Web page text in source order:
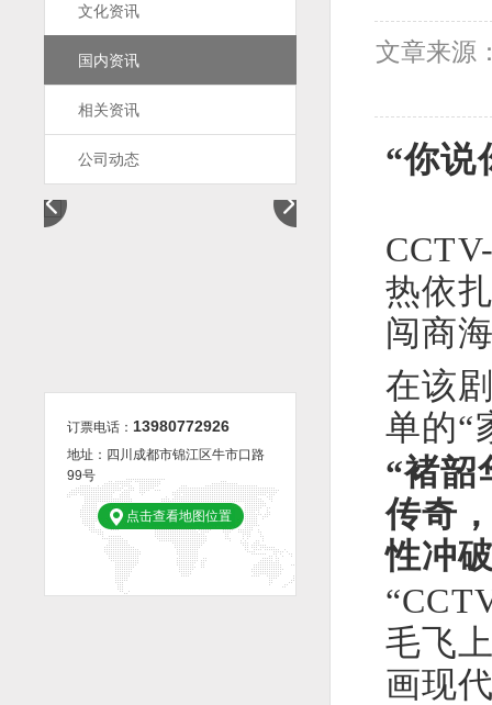
文化资讯
国内资讯
相关资讯
公司动态
订票电话： 13980772926
地址：四川成都市锦江区牛市口路
99号
点击查看地图位置
文章来源
“你说
热依
闯商
在该
单的“
“褚韶
传奇
性冲
毛飞
画现